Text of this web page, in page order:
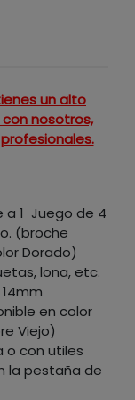
un alto
nosotros,
a 1 Juego de 4
(broche
Dorado)
lona, etc.
en color
Viejo)
o con utiles
la pestaña de